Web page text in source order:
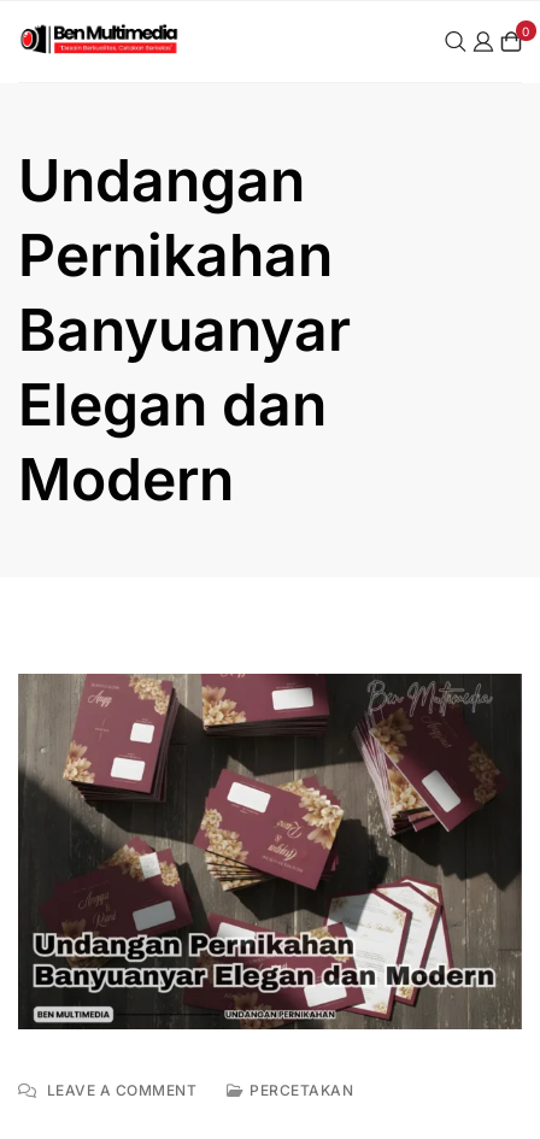
0
Undangan
Pernikahan
Banyuanyar
Elegan dan
Modern
LEAVE A COMMENTON
PERCETAKAN